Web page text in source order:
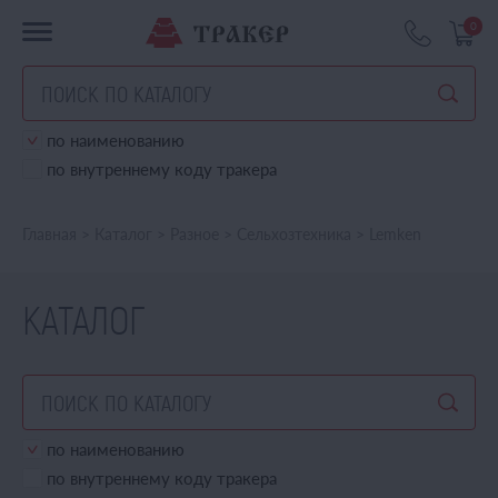
0
по наименованию
по внутреннему коду тракера
КАТАЛОГ
по наименованию
по внутреннему коду тракера